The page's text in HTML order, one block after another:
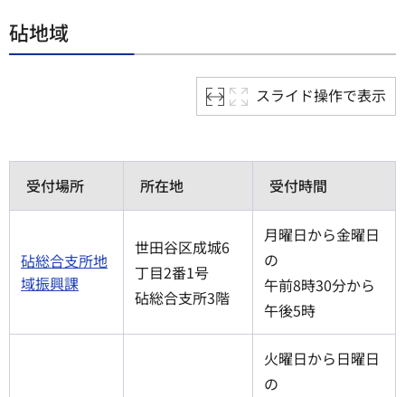
砧地域
スライド操作で表示
受付場所 所在地 受付時間
砧総合支所地
域振興課
世田谷区成城6
丁目2番1号
砧総合支所3階
月曜日から金曜日
の
午前8時30分から
午後5時
火曜日から日曜日
の